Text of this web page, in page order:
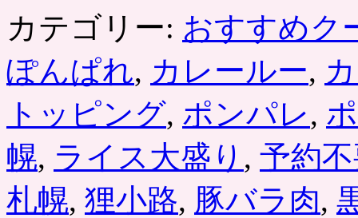
カテゴリー: おすすめク
ぽんぱれ, カレールー,
トッピング, ポンパレ,
幌, ライス大盛り , 予約
札幌, 狸小路, 豚バラ肉,